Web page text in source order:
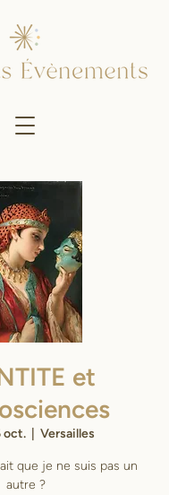
et
oct.
  |
Versailles
que je ne suis pas un
autre ?